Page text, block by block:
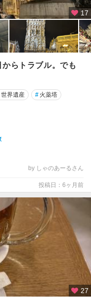
17
らトラブル。でも
世界遺産 # 火薬塔
by しゃのあーるさん
投稿日：6ヶ月前
27